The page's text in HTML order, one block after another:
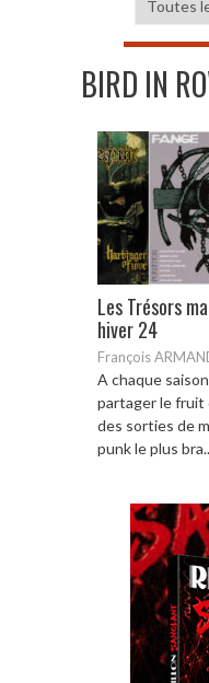
BIRD IN
Les Trésors
hiver 24
François
A chaque
partager le fruit
des sorties de
punk le plus